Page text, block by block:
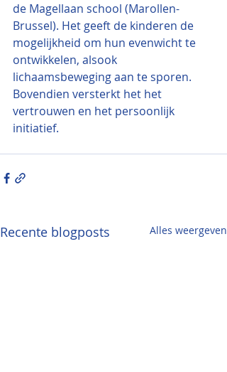
de Magellaan school (Marollen-
Brussel). Het geeft de kinderen de
mogelijkheid om hun evenwicht te
ontwikkelen, alsook
lichaamsbeweging aan te sporen.
Bovendien versterkt het het
vertrouwen en het persoonlijk
initiatief.
Recente blogposts Alles weergeven